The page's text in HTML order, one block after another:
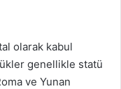
olarak kabul
genellikle statü
ve Yunan